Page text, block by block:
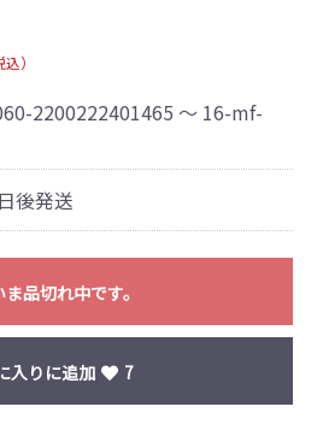
込）
2200222401465 ～ 16-mf-
後発送
品切れ中です。
入りに追加 7